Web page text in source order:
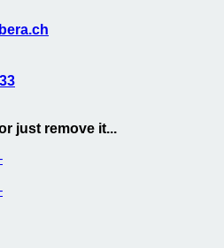
just remove it...